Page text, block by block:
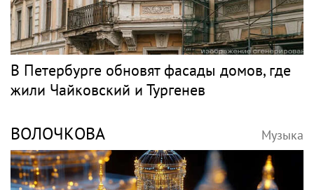
В Петербурге обновят фасады домов, где
жили Чайковский и Тургенев
ВОЛОЧКОВА Музыка